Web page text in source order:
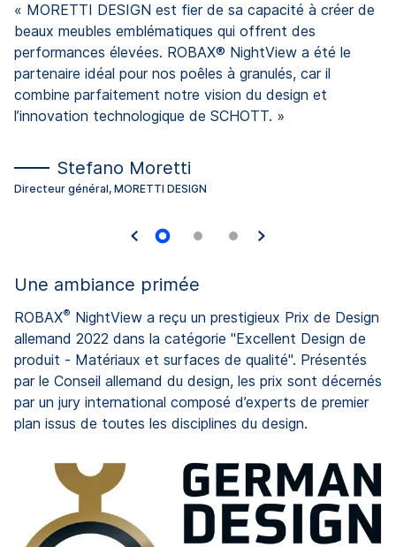
« MORETTI DESIGN est fier de sa capacité à créer de
beaux meubles emblématiques qui offrent des
performances élevées. ROBAX® NightView a été le
partenaire idéal pour nos poêles à granulés, car il
combine parfaitement notre vision du design et
l’innovation technologique de SCHOTT. »
Stefano Moretti
Directeur général, MORETTI DESIGN
Une ambiance primée
ROBAX® NightView a reçu un prestigieux Prix de Design
allemand 2022 dans la catégorie "Excellent Design de
produit - Matériaux et surfaces de qualité". Présentés
par le Conseil allemand du design, les prix sont décernés
par un jury international composé d’experts de premier
plan issus de toutes les disciplines du design.